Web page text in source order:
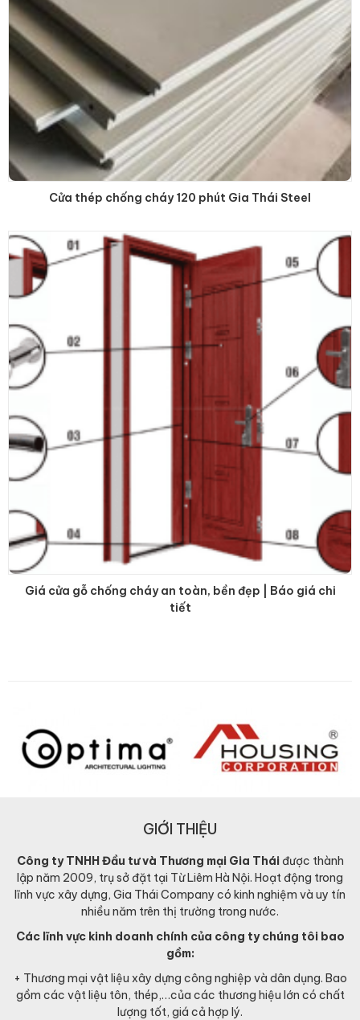
Cửa thép chống cháy 120 phút Gia Thái Steel
Giá cửa gỗ chống cháy an toàn, bền đẹp | Báo giá chi
tiết
GIỚI THIỆU
Công ty TNHH Đầu tư và Thương mại Gia Tháiđược thành
lập năm 2009, trụ sở đặt tại Từ Liêm Hà Nội. Hoạt động trong
lĩnh vực xây dựng, Gia Thái Company có kinh nghiệm và uy tín
nhiều năm trên thị trường trong nước.
Các lĩnh vực kinh doanh chính của công ty chúng tôi bao
gồm:
+ Thương mại vật liệu xây dựng công nghiệp và dân dụng. Bao
gồm các vật liệu tôn, thép,…của các thương hiệu lớn có chất
lượng tốt, giá cả hợp lý.